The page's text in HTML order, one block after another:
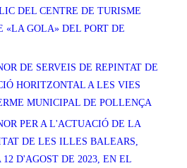
DEL CENTRE DE TURISME
«LA GOLA» DEL PORT DE
DE SERVEIS DE REPINTAT DE
HORITZONTAL A LES VIES
MUNICIPAL DE POLLENÇA
PER A L'ACTUACIÓ DE LA
DE LES ILLES BALEARS,
12 D'AGOST DE 2023, EN EL